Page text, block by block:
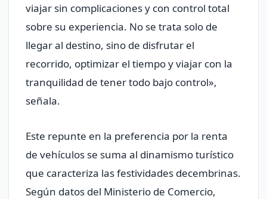
viajar sin complicaciones y con control total
sobre su experiencia. No se trata solo de
llegar al destino, sino de disfrutar el
recorrido, optimizar el tiempo y viajar con la
tranquilidad de tener todo bajo control»,
señala.
Este repunte en la preferencia por la renta
de vehículos se suma al dinamismo turístico
que caracteriza las festividades decembrinas.
Según datos del Ministerio de Comercio,